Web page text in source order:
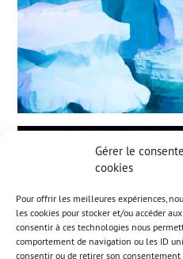
Gérer le
cookies
Pour offrir les meilleures expériences,
les cookies pour stocker et/ou accéder
consentir à ces technologies nous
comportement de navigation ou les ID
consentir ou de retirer son